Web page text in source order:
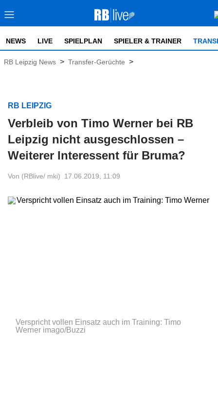
NEWS LIVE SPIELPLAN SPIELER & TRAINER
RB Leipzig News > Transfer-Gerüchte >
RB LEIPZIG
Verbleib von Timo Werner bei RB
Leipzig nicht ausgeschlossen –
Weiterer Interessent für Bruma?
Von (RBlive/ mki) 17.06.2019, 11:09
Verspricht vollen Einsatz auch im Training: Timo
Werner imago/Buzzi